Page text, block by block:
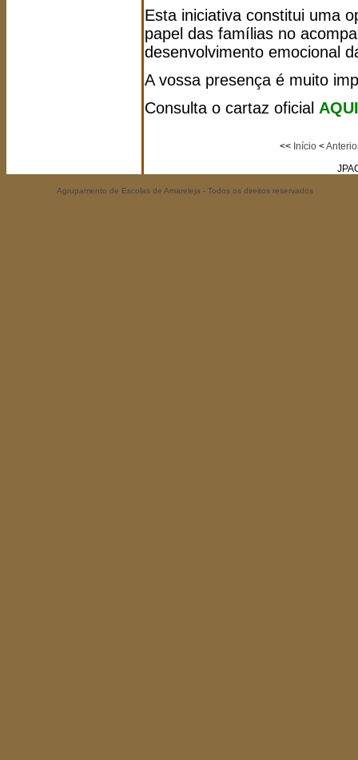
Esta iniciativa constitui uma
papel das famílias no
desenvolvimento emocional
A vossa presença é muito
Consulta o cartaz oficial
<< Início<
Agrupamento de Escolas de Amareleja - Todos os direitos reservados